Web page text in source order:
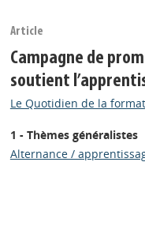
Article
Campagne de
soutient
Le Quotidien de la
1 - Thèmes généralistes
Alternance /